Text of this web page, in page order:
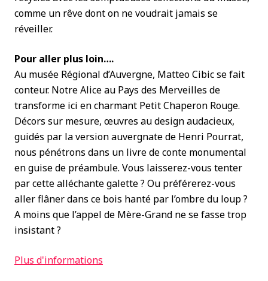
comme un rêve dont on ne voudrait jamais se
réveiller.
Pour aller plus loin….
Au musée Régional d’Auvergne, Matteo Cibic se fait
conteur. Notre Alice au Pays des Merveilles de
transforme ici en charmant Petit Chaperon Rouge.
Décors sur mesure, œuvres au design audacieux,
guidés par la version auvergnate de Henri Pourrat,
nous pénétrons dans un livre de conte monumental
en guise de préambule. Vous laisserez-vous tenter
par cette alléchante galette ? Ou préférerez-vous
aller flâner dans ce bois hanté par l’ombre du loup ?
A moins que l’appel de Mère-Grand ne se fasse trop
insistant ?
Plus d'informations